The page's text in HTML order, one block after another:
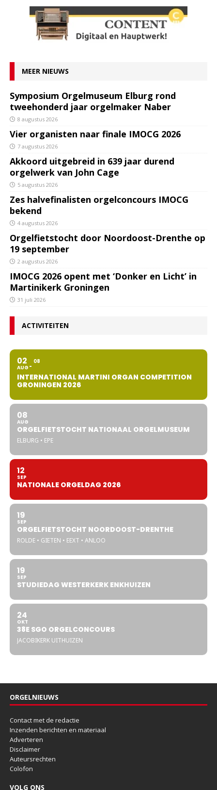
MEER NIEUWS
Symposium Orgelmuseum Elburg rond
tweehonderd jaar orgelmaker Naber
8 augustus 2026
Vier organisten naar finale IMOCG 2026
7 augustus 2026
Akkoord uitgebreid in 639 jaar durend
orgelwerk van John Cage
5 augustus 2026
Zes halvefinalisten orgelconcours IMOCG
bekend
4 augustus 2026
Orgelfietstocht door Noordoost-Drenthe op
19 september
2 augustus 2026
IMOCG 2026 opent met ‘Donker en Licht’ in
Martinikerk Groningen
31 juli 2026
ACTIVITEITEN
02
AUG
08
INTERNATIONAL MARTINI ORGAN COMPETITION
GRONINGEN 2026
08
AUG
ORGELFIETSTOCHT NATIONAAL ORGELMUSEUM
ELBURG • EPE
12
SEP
NATIONALE ORGELDAG 2026
19
SEP
ORGELFIETSTOCHT NOORDOOST-DRENTHE
ROLDE • GIETEN • EEXT • ANLOO
19
SEP
STUDIEDAG WESTERKERK ENKHUIZEN
24
OKT
38E SGO ORGELCONCOURS
JACOBIKERK UITHUIZEN
ORGELNIEUWS
Contact met de redactie
Inzenden berichten en materiaal
Adverteren
Disclaimer
Auteursrechten
Colofon
VOLG ONS